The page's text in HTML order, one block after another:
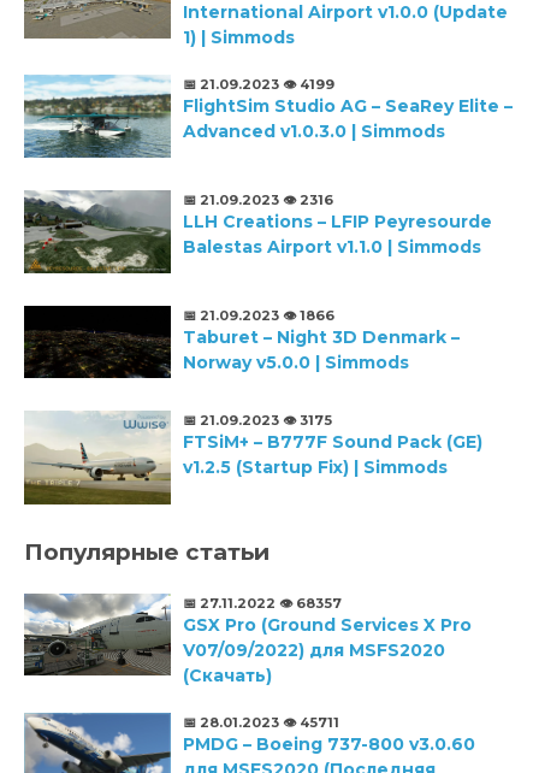
International Airport v1.0.0 (Update
1) | Simmods
📅 21.09.2023 👁️ 4199
FlightSim Studio AG – SeaRey Elite –
Advanced v1.0.3.0 | Simmods
📅 21.09.2023 👁️ 2316
LLH Creations – LFIP Peyresourde
Balestas Airport v1.1.0 | Simmods
📅 21.09.2023 👁️ 1866
Taburet – Night 3D Denmark –
Norway v5.0.0 | Simmods
📅 21.09.2023 👁️ 3175
FTSiM+ – B777F Sound Pack (GE)
v1.2.5 (Startup Fix) | Simmods
Популярные статьи
📅 27.11.2022 👁️ 68357
GSX Pro (Ground Services X Pro
V07/09/2022) для MSFS2020
(Скачать)
📅 28.01.2023 👁️ 45711
PMDG – Boeing 737-800 v3.0.60